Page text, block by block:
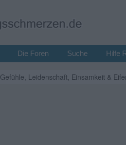
Die Foren Suche Hilfe
Gefühle, Leidenschaft, Einsamkeit &